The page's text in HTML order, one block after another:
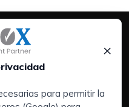
×
para permitir la